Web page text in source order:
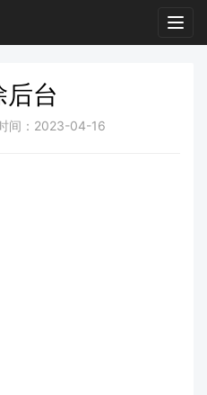
台
间：2023-04-16